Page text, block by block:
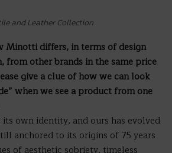
and Leather Collection
Minotti differs, in terms of design
from other brands in the same price
give a clue of how we can look
when we see a product from one
own identity, and ours has evolved
anchored to its origins of 75 years
of aesthetic sobriety, timeless